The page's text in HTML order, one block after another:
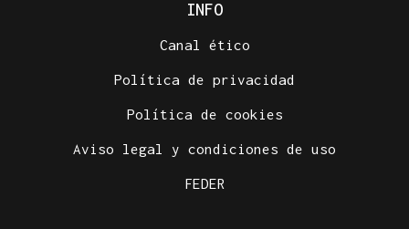
INFO
Canal ético
Política de privacidad
Política de cookies
Aviso legal y condiciones de uso
FEDER